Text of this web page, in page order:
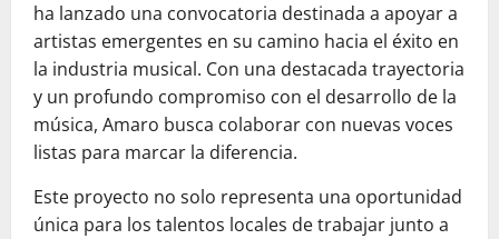
ha lanzado una convocatoria destinada a apoyar a
artistas emergentes en su camino hacia el éxito en
la industria musical. Con una destacada trayectoria
y un profundo compromiso con el desarrollo de la
música, Amaro busca colaborar con nuevas voces
listas para marcar la diferencia.
Este proyecto no solo representa una oportunidad
única para los talentos locales de trabajar junto a